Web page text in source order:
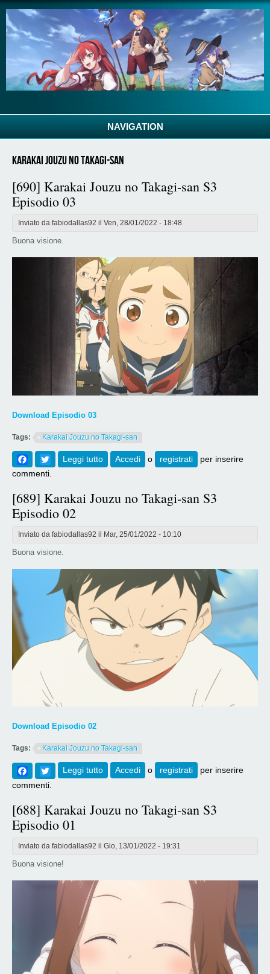
NAVIGATION
Karakai Jouzu no Takagi-san
[690] Karakai Jouzu no Takagi-san S3
Episodio 03
Inviato da fabiodallas92 il Ven, 28/01/2022 - 18:48
Buona visione.
Download Episodio 03
Tags: Karakai Jouzu no Takagi-san
Facebook
Twitter
Leggi tutto su [690] Karakai Jouzu no Takagi-san S3
Episodio 03
Accedi o registrati
per inserire
commenti.
[689] Karakai Jouzu no Takagi-san S3
Episodio 02
Inviato da fabiodallas92 il Mar, 25/01/2022 - 10:10
Buona visione.
Download Episodio 02
Tags: Karakai Jouzu no Takagi-san
Facebook
Twitter
Leggi tutto su [689] Karakai Jouzu no Takagi-san S3
Episodio 02
Accedi o registrati
per inserire
commenti.
[688] Karakai Jouzu no Takagi-san S3
Episodio 01
Inviato da fabiodallas92 il Gio, 13/01/2022 - 19:31
Buona visione!